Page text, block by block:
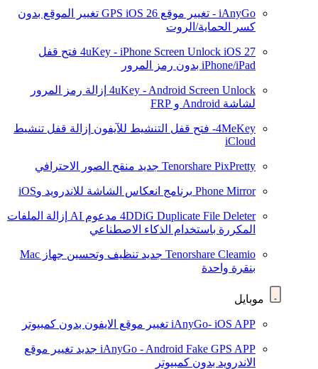
iAnyGo - تغيير موقع GPS iOS 26
تغيير الموقع بدون
كسر الحماية/الروت
4uKey - iPhone Screen Unlock iOS 27
فتح قفل
iPhone/iPad بدون رمز المرور
4uKey - Android Screen Unlock إزالة رمز المرور
لشاشة Android و FRP
4MeKey- فتح قفل التنشيط للآيفون
إزالة قفل تنشيط
iCloud
Tenorshare PixPretty جديد منقح الصور الاحترافي
Phone Mirror برنامج انعكاس الشاشة للاندرويد وiOS
4DDiG Duplicate File Deleter مدعوم AI
إزالة الملفات
المكررة باستخدام الذكاء الاصطناعي
Tenorshare Cleamio جديد
تنظيف وتحسين جهاز Mac
بنقرة واحدة
موبايل
iAnyGo- iOS APP تغيير موقع الايفون بدون كمبيوتر
iAnyGo - Android Fake GPS APP جديد تغيير موقع
الاندرويد بدون كمبيوتر